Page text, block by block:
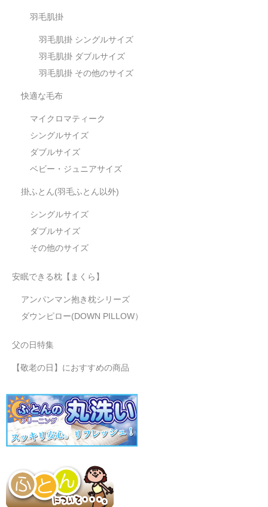
羽毛肌掛
羽毛肌掛 シングルサイズ
羽毛肌掛 ダブルサイズ
羽毛肌掛 その他のサイズ
快適な毛布
マイクロマティーク
シングルサイズ
ダブルサイズ
ベビー・ジュニアサイズ
掛ふとん(羽毛ふとん以外)
シングルサイズ
ダブルサイズ
その他のサイズ
安眠できる枕【まくら】
アンパンマン抱き枕シリーズ
ダウンピロー(DOWN PILLOW）
父の日特集
【敬老の日】におすすめの商品